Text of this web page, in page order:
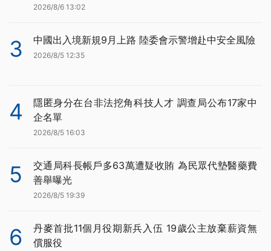
2026/8/6 13:02
3 中國出入境新規9月上路 陸委會示警增赴中安全風險
2026/8/5 12:35
4
隱匿身分在台非法挖角科技人才 調查局公布17家中
企名單
2026/8/5 16:03
5
交通局科長帳戶多63萬遭疑收賄 為民眾代墊醫藥費
善舉曝光
2026/8/5 19:39
6
丹麥首批11個月役期新兵入伍 19歲公主放棄薪資無
償服役